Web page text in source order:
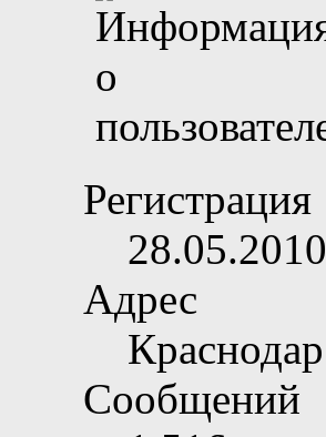
Регистрация
28.05.2010
Адрес
Краснодар
Сообщений